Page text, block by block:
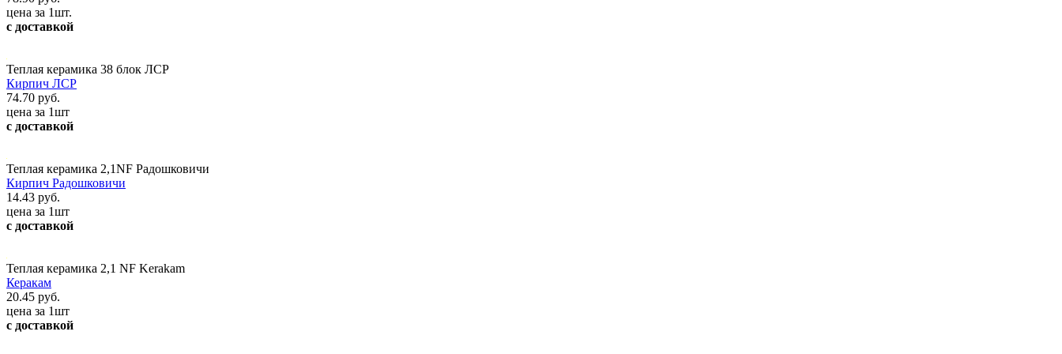
цена за 1шт.
с доставкой
Теплая керамика 38 блок ЛСР
Кирпич ЛСР
74.70 руб.
цена за 1шт
с доставкой
Теплая керамика 2,1NF Радошковичи
Кирпич Радошковичи
14.43 руб.
цена за 1шт
с доставкой
Теплая керамика 2,1 NF Kerakam
Керакам
20.45 руб.
цена за 1шт
с доставкой